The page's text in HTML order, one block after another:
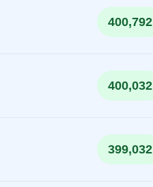
400,792
400,032
399,032